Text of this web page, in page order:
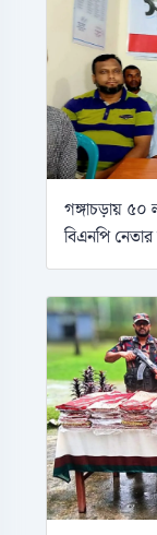
গঙ্গাচড়ায় ৫০
বিএনপি